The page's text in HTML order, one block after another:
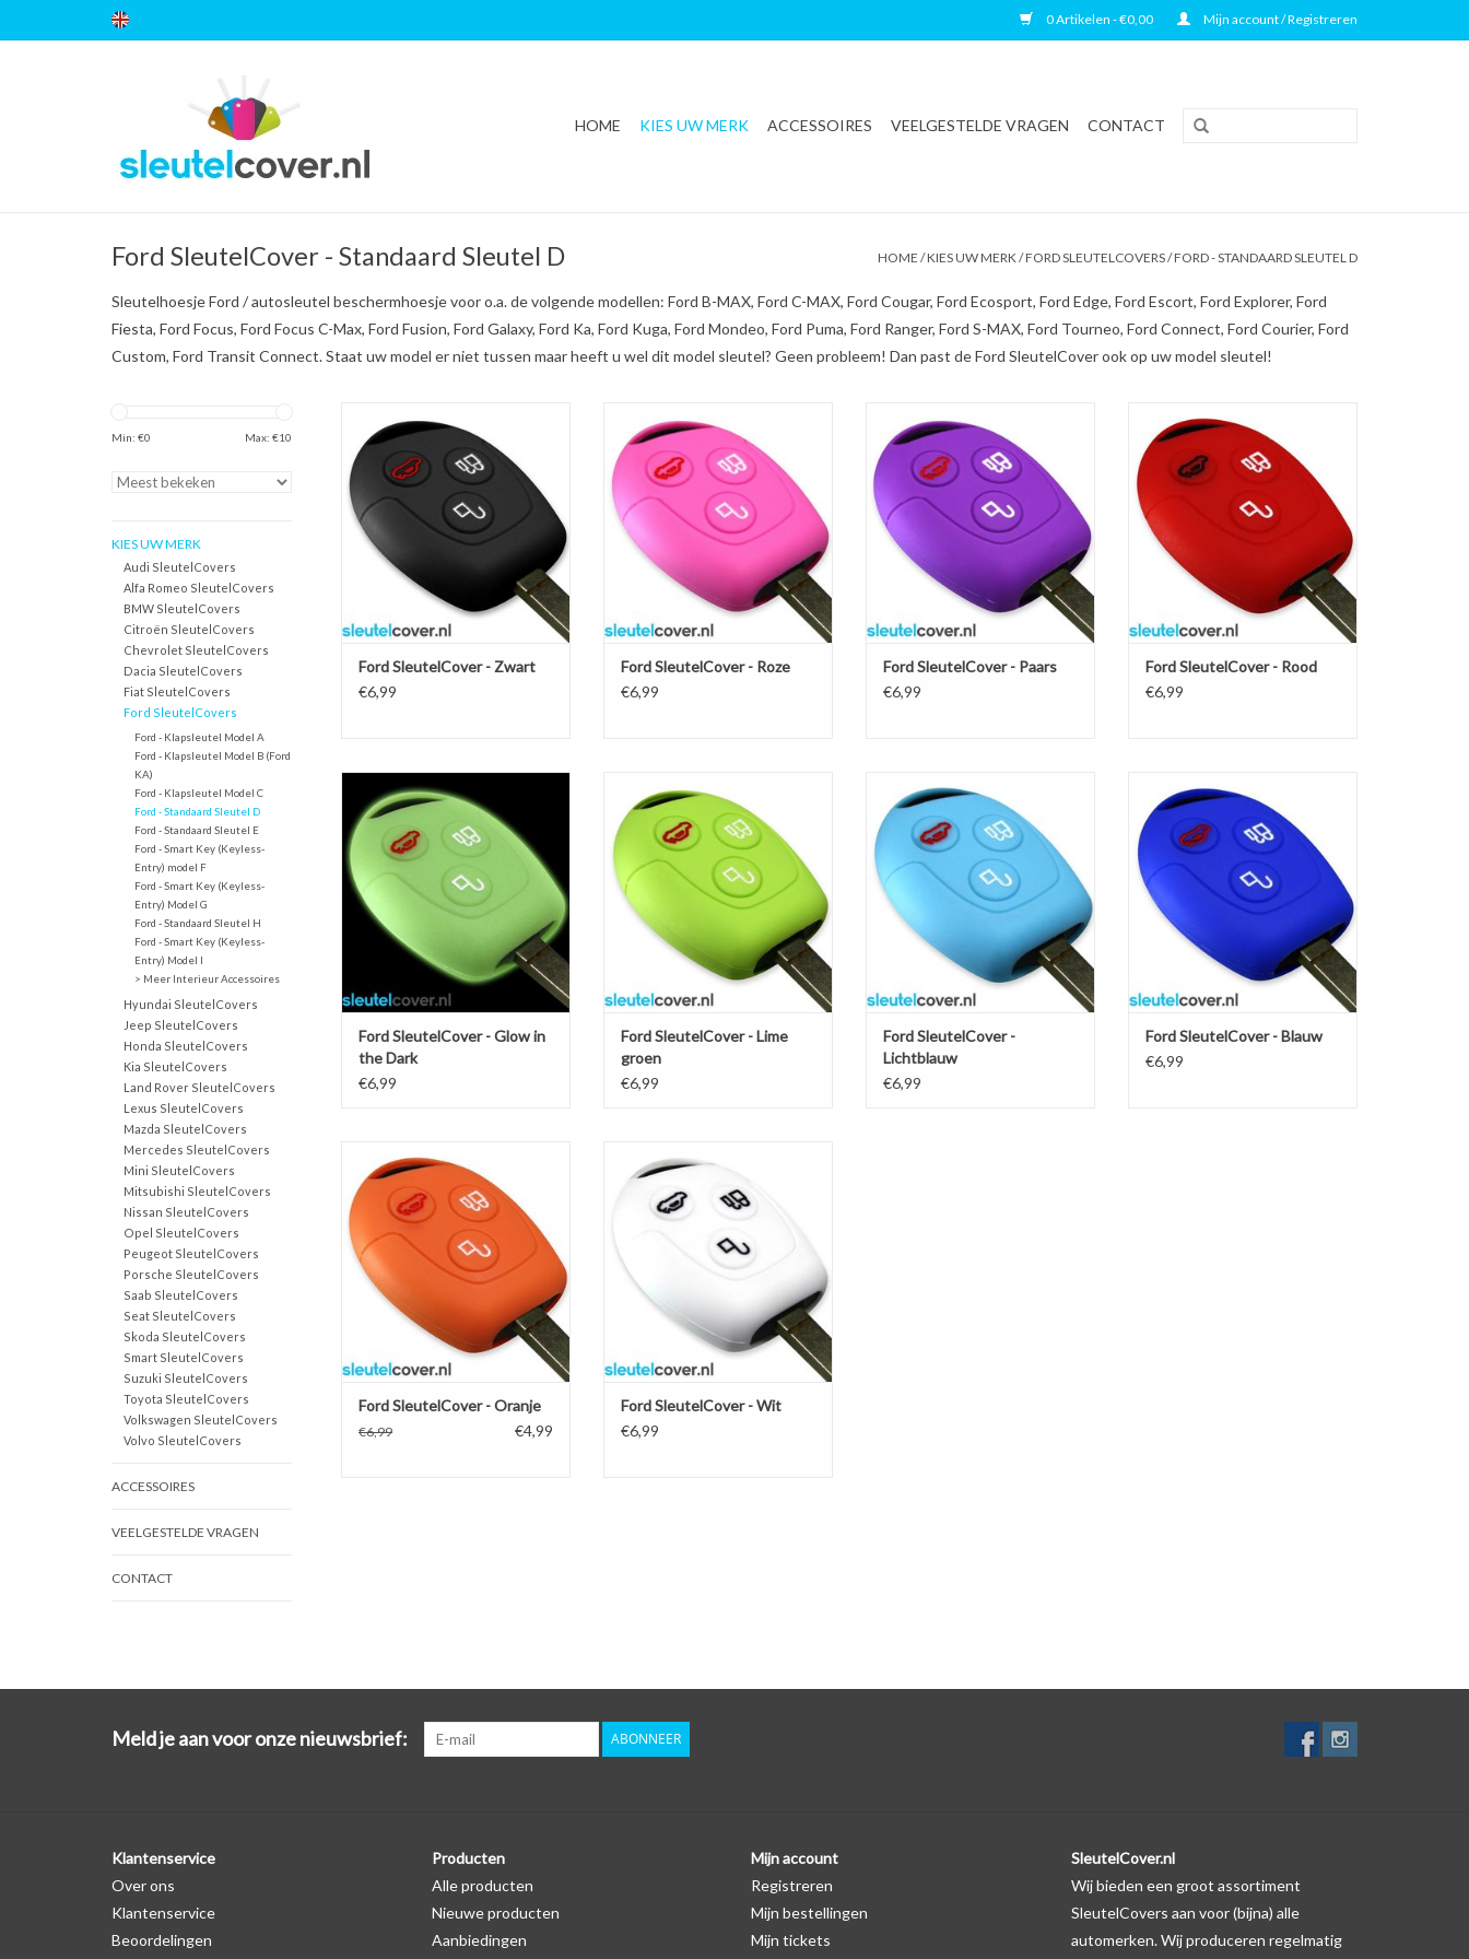
0 Artikelen - €0,00 Mijn account / Registreren
HOME KIES UW MERK ACCESSOIRES VEELGESTELDE VRAGEN CONTACT
Ford SleutelCover - Standaard Sleutel D HOME /KIES UW MERK/FORD SLEUTELCOVERS/FORD - STANDAARD SLEUTEL D
Sleutelhoesje Ford / autosleutel beschermhoesje voor o.a. de volgende modellen: Ford B-MAX, Ford C-MAX, Ford Cougar, Ford Ecosport, Ford Edge, Ford Escort, Ford Explorer, Ford
Fiesta, Ford Focus, Ford Focus C-Max, Ford Fusion, Ford Galaxy, Ford Ka, Ford Kuga, Ford Mondeo, Ford Puma, Ford Ranger, Ford S-MAX, Ford Tourneo, Ford Connect, Ford Courier, Ford
Custom, Ford Transit Connect. Staat uw model er niet tussen maar heeft u wel dit model sleutel? Geen probleem! Dan past de Ford SleutelCover ook op uw model sleutel!
Min: €0 Max: €10
KIES UW MERK
Audi SleutelCovers
Alfa Romeo SleutelCovers
BMW SleutelCovers
Citroën SleutelCovers
Chevrolet SleutelCovers
Dacia SleutelCovers
Fiat SleutelCovers
Ford SleutelCovers
Ford - Klapsleutel Model A
Ford - Klapsleutel Model B (Ford
KA)
Ford - Klapsleutel Model C
Ford - Standaard Sleutel D
Ford - Standaard Sleutel E
Ford - Smart Key (Keyless-
Entry) model F
Ford - Smart Key (Keyless-
Entry) Model G
Ford - Standaard Sleutel H
Ford - Smart Key (Keyless-
Entry) Model I
> Meer Interieur Accessoires
Hyundai SleutelCovers
Jeep SleutelCovers
Honda SleutelCovers
Kia SleutelCovers
Land Rover SleutelCovers
Lexus SleutelCovers
Mazda SleutelCovers
Mercedes SleutelCovers
Mini SleutelCovers
Mitsubishi SleutelCovers
Nissan SleutelCovers
Opel SleutelCovers
Peugeot SleutelCovers
Porsche SleutelCovers
Saab SleutelCovers
Seat SleutelCovers
Skoda SleutelCovers
Smart SleutelCovers
Suzuki SleutelCovers
Toyota SleutelCovers
Volkswagen SleutelCovers
Volvo SleutelCovers
ACCESSOIRES
VEELGESTELDE VRAGEN
CONTACT
sleutelhoesje / beschermhoesje
autosleutel
TOEVOEGEN AAN WINKELWAGEN
Ford SleutelCover - Zwart
€6,99
sleutelhoesje / beschermhoesje
autosleutel
TOEVOEGEN AAN WINKELWAGEN
Ford SleutelCover - Roze
€6,99
sleutelhoesje / beschermhoesje
autosleutel
TOEVOEGEN AAN WINKELWAGEN
Ford SleutelCover - Paars
€6,99
sleutelhoesje / beschermhoesje
autosleutel
TOEVOEGEN AAN WINKELWAGEN
Ford SleutelCover - Rood
€6,99
dark / Silicone sleutelhoesje /
beschermhoesje autosleutel
TOEVOEGEN AAN WINKELWAGEN
Ford SleutelCover - Glow in
the Dark
€6,99
Silicone sleutelhoesje /
beschermhoesje autosleutel
TOEVOEGEN AAN WINKELWAGEN
Ford SleutelCover - Lime
groen
€6,99
Silicone sleutelhoesje /
beschermhoesje autosleutel
TOEVOEGEN AAN WINKELWAGEN
Ford SleutelCover -
Lichtblauw
€6,99
sleutelhoesje / beschermhoesje
autosleutel
TOEVOEGEN AAN WINKELWAGEN
Ford SleutelCover - Blauw
€6,99
Silicone sleutelhoesje /
beschermhoesje autosleutel
TOEVOEGEN AAN WINKELWAGEN
Ford SleutelCover - Oranje
€6,99 €4,99
sleutelhoesje / beschermhoesje
autosleutel
Ford SleutelCover - Wit
€6,99
Meld je aan voor onze nieuwsbrief: ABONNEER
Klantenservice
Over ons
Klantenservice
Beoordelingen
Producten
Alle producten
Nieuwe producten
Aanbiedingen
Mijn account
Registreren
Mijn bestellingen
Mijn tickets
SleutelCover.nl
Wij bieden een groot assortiment
SleutelCovers aan voor (bijna) alle
automerken. Wij produceren regelmatig